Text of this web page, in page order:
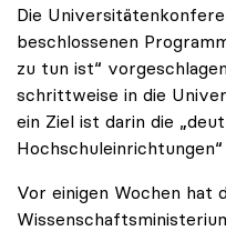
Die
beschlossenen
zu tun ist“
schrittweise in die
ein Ziel ist darin die
Hochschuleinrichtungen“
Vor einigen Wochen hat